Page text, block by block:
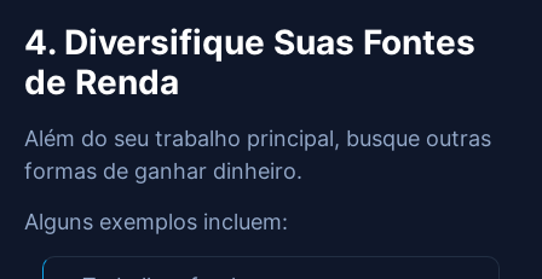
4. Diversifique Suas Fontes
de Renda
Além do seu trabalho principal, busque outras
formas de ganhar dinheiro.
Alguns exemplos incluem: